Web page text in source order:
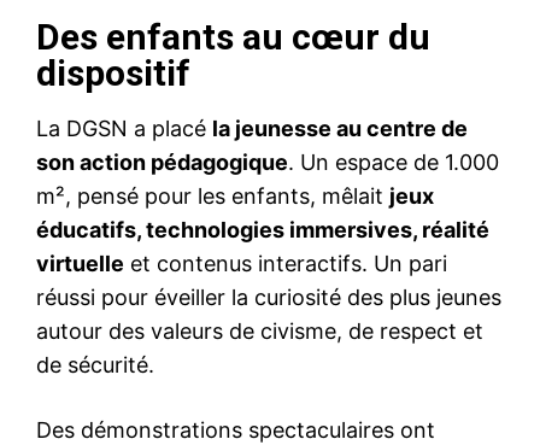
Des enfants au cœur du
dispositif
La DGSN a placé la jeunesse au centre de
son action pédagogique. Un espace de 1.000
m², pensé pour les enfants, mêlait jeux
éducatifs, technologies immersives, réalité
virtuelle et contenus interactifs. Un pari
réussi pour éveiller la curiosité des plus jeunes
autour des valeurs de civisme, de respect et
de sécurité.
Des démonstrations spectaculaires ont